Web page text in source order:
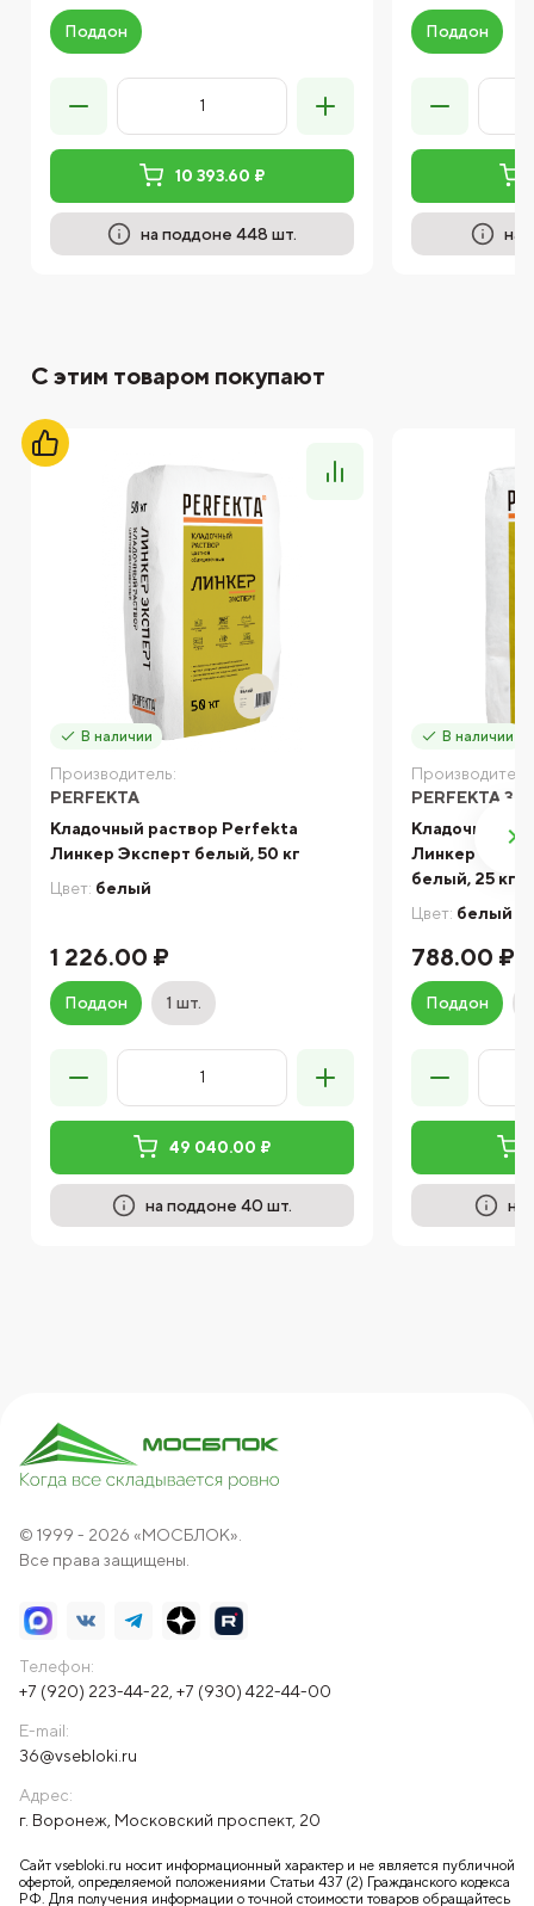
Поддон
10 393.60 ₽
на поддоне 448 шт.
Поддон
на
С этим товаром покупают
В наличии
Производитель:
PERFEKTA
Кладочный раствор Perfekta
Линкер Эксперт белый, 50 кг
Цвет: белый
1 226.00 ₽
Поддон 1 шт.
49 040.00 ₽
на поддоне 40 шт.
В наличии
PERFEKTA
Кладочный
Линкер
белый, 25 кг
Цвет: белый
788.00 ₽
Поддон
на
© 1999 - 2026 «МОСБЛОК».
Все права защищены.
Телефон:
+7 (920) 223-44-22 +7 (930) 422-44-00
E-mail:
36@vsebloki.ru
Адрес:
г. Воронеж, Московский проспект, 20
Сайт vsebloki.ru носит информационный характер и не является публичной
офертой, определяемой положениями Статьи 437 (2) Гражданского кодекса
РФ. Для получения информации о точной стоимости товаров обращайтесь